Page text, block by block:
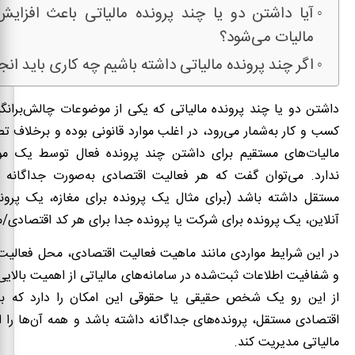
آیا داشتن دو یا چند پرونده مالیاتی باعث
مالیات می‌شود؟
اگر چند پرونده مالیاتی داشته باشیم چه کاری باید
داشتن دو یا چند پرونده مالیاتی که یکی از موضوعات
کسب و کار به‌شمار می‌رود، در اغلب موارد قانونی بوده و برخلاف
مالیات‌های مستقیم برای داشتن چند پرونده فعال توسط یک
ندارد. می‌توان گفت که هر فعالیت اقتصادی به‌صورت جداگانه
مستقل داشته باشد (برای مثال یک پرونده برای مغازه، یک
آنلاین، یک پرونده برای شرکت یا پرونده جدا برای هر کد
در این شرایط مواردی مانند ماهیت فعالیت اقتصادی، محل
و شفافیت اطلاعات ثبت‌شده در سامانه‌های مالیاتی از اهمیت
از این رو یک شخص حقیقی یا حقوقی این امکان را دارد که
اقتصادی مستقل، پرونده‌های جداگانه داشته باشد و همه آن‌ها را
مالیاتی مدیریت کند.